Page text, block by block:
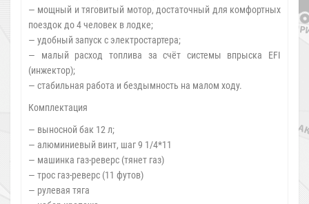
— мощный и тяговитый мотор, достаточный для комфортных
поездок до 4 человек в лодке;
— удобный запуск с электростартера;
— малый расход топлива за счёт системы впрыска EFI
(инжектор);
— стабильная работа и бездымность на малом ходу.
Комплектация
— выносной бак 12 л;
— алюминиевый винт, шаг 9 1/4*11
— машинка газ-реверс (тянет газ)
— трос газ-реверс (11 футов)
— рулевая тяга